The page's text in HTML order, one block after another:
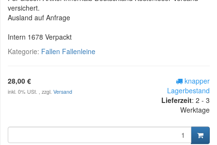
versichert.
Ausland auf Anfrage
Intern 1678 Verpackt
Kategorie: Fallen Fallenleine
28,00 €
inkl. 0% USt. , zzgl. Versand
knapper
Lagerbestand
Lieferzeit: 2 - 3
Werktage